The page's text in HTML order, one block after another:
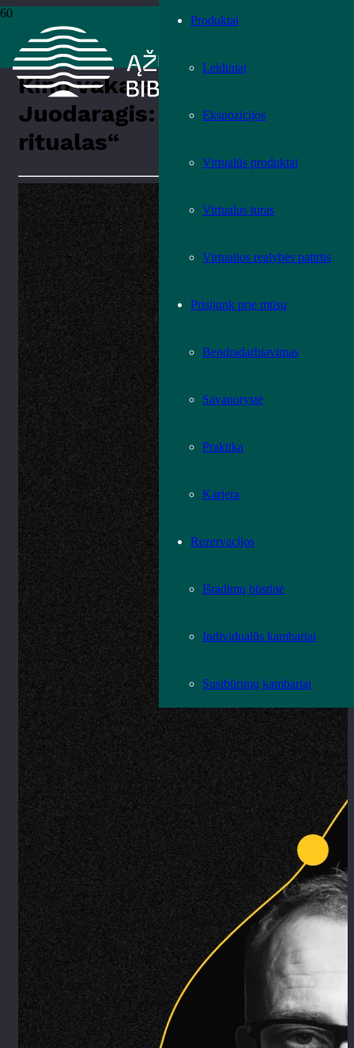
Produktai
Leidiniai
Ekspozicijos
Virtualūs produktai
Virtualus turas
Virtualios realybės patirtis
Prisijunk prie mūsų
Bendradarbiavimas
Savanorystė
Praktika
Karjera
Rezervacijos
Išradimų būstinė
Individualūs kambariai
Susibūrimų kambariai
Kino vakaras „Mėnuo Juodaragis:
festivalis kaip ritualas“
Kino vakaras „Mėnuo
Juodaragis: festivalis kaip
ritualas“